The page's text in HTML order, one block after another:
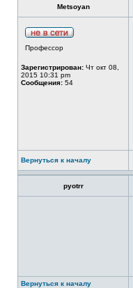
Metsoyan
Профессор
Зарегистрирован: Чт окт 08,
2015 10:31 pm
Сообщения: 54
Вернуться к началу
pyotrr
Вернуться к началу